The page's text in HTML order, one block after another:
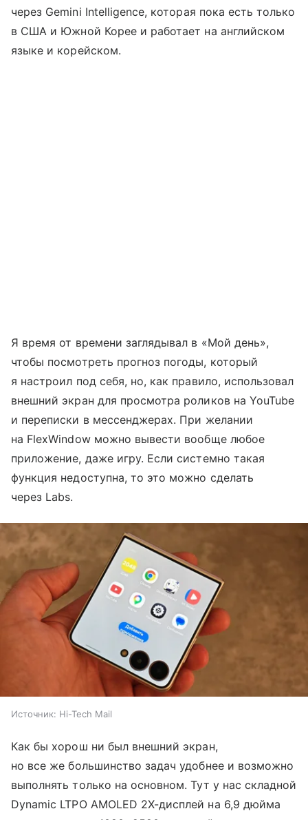
через Gemini Intelligence, которая пока есть только
в США и Южной Корее и работает на английском
языке и корейском.
Я время от времени заглядывал в «Мой день»,
чтобы посмотреть прогноз погоды, который
я настроил под себя, но, как правило, использовал
внешний экран для просмотра роликов на YouTube
и переписки в мессенджерах. При желании
на FlexWindow можно вывести вообще любое
приложение, даже игру. Если системно такая
функция недоступна, то это можно сделать
через Labs.
Источник: Hi-Tech Mail
Как бы хорош ни был внешний экран,
но все же большинство задач удобнее и возможно
выполнять только на основном. Тут у нас складной
Dynamic LTPO AMOLED 2X-дисплей на 6,9 дюйма